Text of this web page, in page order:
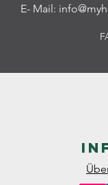
E- Mail: